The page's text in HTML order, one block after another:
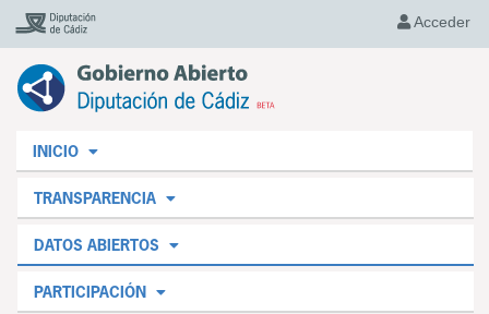
Acceder
INICIO
TRANSPARENCIA
DATOS ABIERTOS
PARTICIPACIÓN